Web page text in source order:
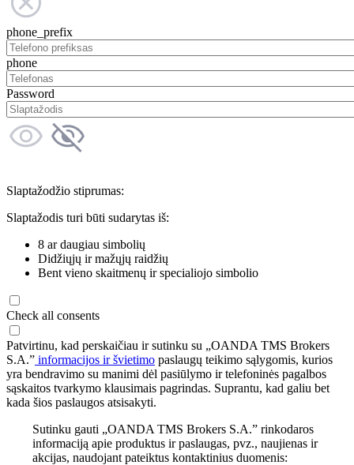
phone_prefix
phone
Password
Slaptažodžio stiprumas:
Slaptažodis turi būti sudarytas iš:
8 ar daugiau simbolių
Didžiųjų ir mažųjų raidžių
Bent vieno skaitmenų ir specialiojo simbolio
Check all consents
Patvirtinu, kad perskaičiau ir sutinku su „OANDA TMS Brokers
S.A.” informacijos ir švietimo paslaugų teikimo sąlygomis, kurios
yra bendravimo su manimi dėl pasiūlymo ir telefoninės pagalbos
sąskaitos tvarkymo klausimais pagrindas. Suprantu, kad galiu bet
kada šios paslaugos atsisakyti.
Sutinku gauti „OANDA TMS Brokers S.A.” rinkodaros
informaciją apie produktus ir paslaugas, pvz., naujienas ir
akcijas, naudojant pateiktus kontaktinius duomenis: